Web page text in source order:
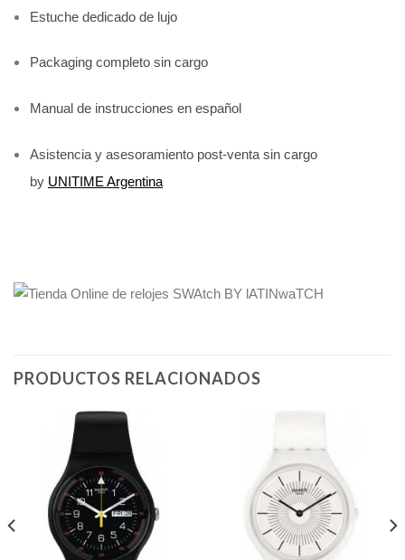
Estuche dedicado de lujo
Packaging completo sin cargo
Manual de instrucciones en español
Asistencia y asesoramiento post-venta sin cargo
by UNITIME Argentina
PRODUCTOS RELACIONADOS